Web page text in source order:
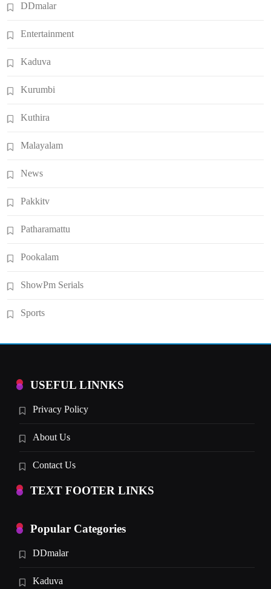
DDmalar
Entertainment
Kaduva
Kurumbi
Kuthira
Malayalam
News
Pakkitv
Patharamattu
Pookalam
ShowPm Serials
Sports
USEFUL LINNKS
Privacy Policy
About Us
Contact Us
TEXT FOOTER LINKS
Popular Categories
DDmalar
Kaduva